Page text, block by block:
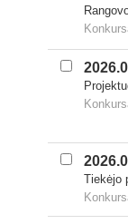
Tiekėjo